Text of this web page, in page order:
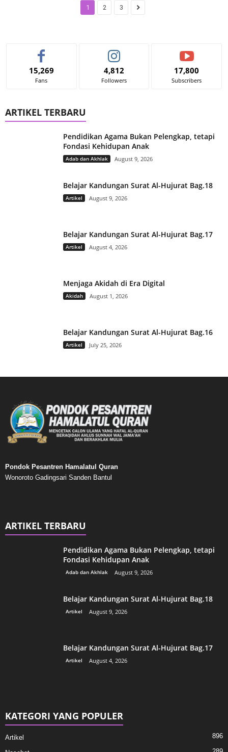
1 2 3
15,269
Fans
4,812
Followers
17,800
Subscribers
ARTIKEL TERBARU
Pendidikan Agama Bukan Pelengkap, tetapi
Fondasi Kehidupan Anak
Adab dan Akhlak August 9, 2026
Belajar Kandungan Surat Al-Hujurat Bag.18
Artikel August 9, 2026
Belajar Kandungan Surat Al-Hujurat Bag.17
Artikel August 4, 2026
Menjaga Akidah di Era Digital
Akidah August 1, 2026
Belajar Kandungan Surat Al-Hujurat Bag.16
Artikel July 25, 2026
Pondok Pesantren Hamalatul Quran
Wonoroto Gadingsari Sanden Bantul
ARTIKEL TERBARU
Pendidikan Agama Bukan Pelengkap, tetapi
Fondasi Kehidupan Anak
Adab dan Akhlak August 9, 2026
Belajar Kandungan Surat Al-Hujurat Bag.18
Artikel August 9, 2026
Belajar Kandungan Surat Al-Hujurat Bag.17
Artikel August 4, 2026
KATEGORI YANG POPULER
Artikel 896